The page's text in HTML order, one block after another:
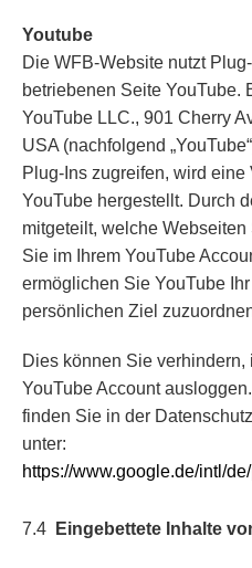
Youtube
Die WFB-Website nutzt
betriebenen Seite YouTube.
YouTube LLC., 901 Cherry
USA (nachfolgend
Plug-Ins zugreifen, wird
YouTube hergestellt. Durch
mitgeteilt, welche
Sie im Ihrem YouTube
ermöglichen Sie YouTube
persönlichen Ziel
Dies können Sie
YouTube Account
finden Sie in der
unter:
https://www.google.de/intl/
7.4 Eingebettete Inhalte